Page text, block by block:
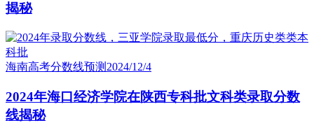
揭秘
海南高考分数线预测 2024/12/4
2024年海口经济学院在陕西专科批文科类录取分数
线揭秘